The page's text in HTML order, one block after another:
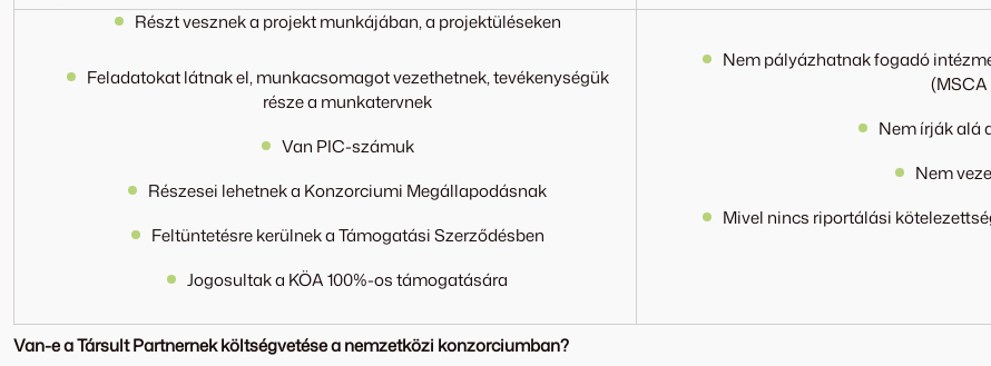
Részt vesznek a projekt munkájában, a projektüléseken
Feladatokat látnak el, munkacsomagot vezethetnek, tevékenységük
része a munkatervnek
Van PIC-számuk
Részesei lehetnek a Konzorciumi Megállapodásnak
Feltüntetésre kerülnek a Támogatási Szerződésben
Jogosultak a KÖA 100%-os támogatására
Nem pályázhatnak fogadó
Nem írják alá
Nem
Mivel nincs riportálási
Van-e a Társult Partnernek költségvetése a nemzetközi konzorciumban?